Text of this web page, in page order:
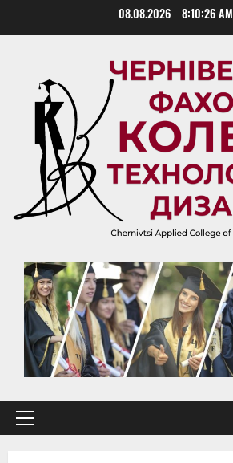
08.08.2026 8:10:26 AM
Primary